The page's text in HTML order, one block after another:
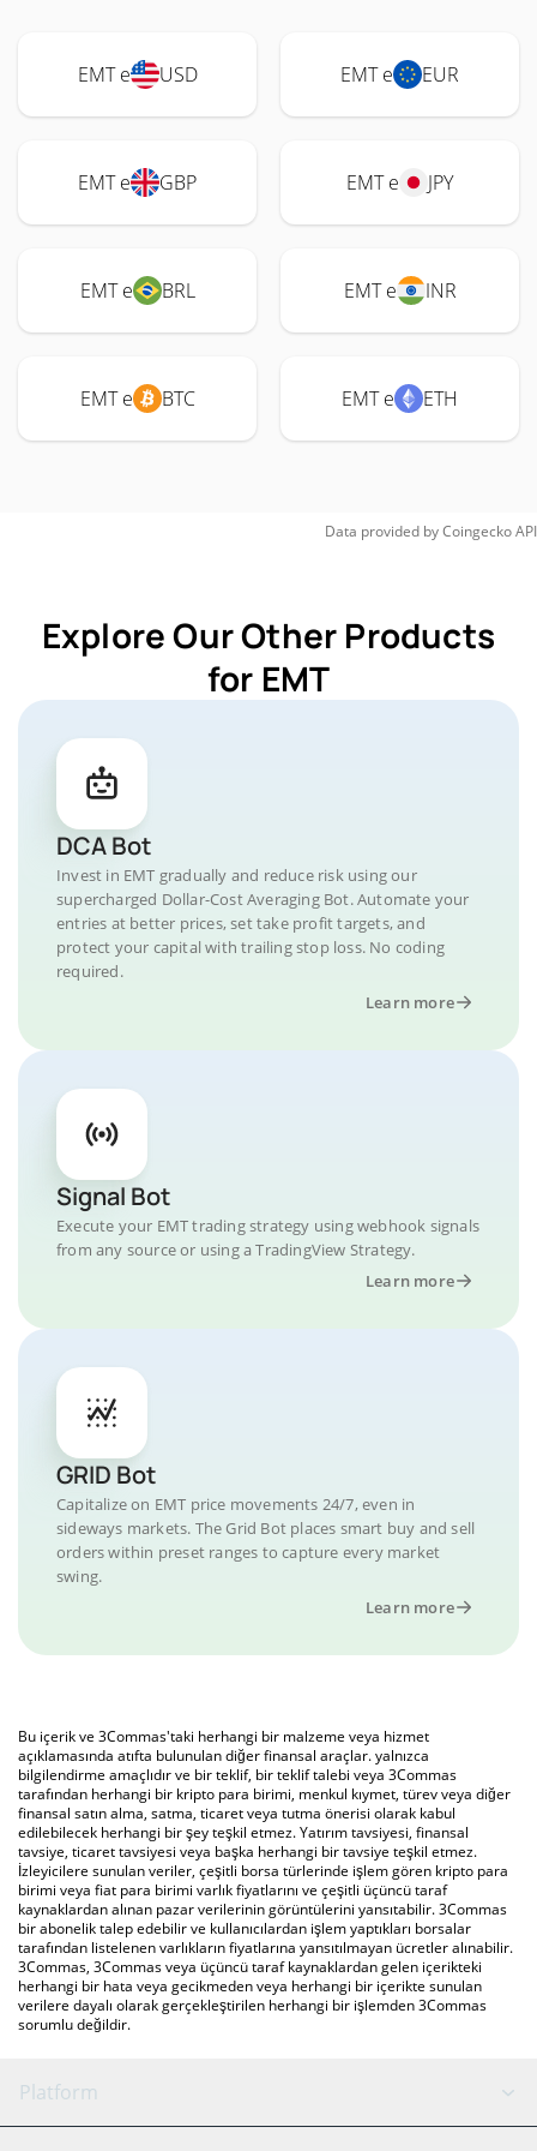
EMT e USD EMT e EUR
EMT e GBP EMT e JPY
EMT e BRL EMT e INR
EMT e BTC EMT e ETH
Data provided byCoingeckoAPI
Explore Our Other Products
for EMT
DCA Bot
Invest in EMT gradually and reduce risk using our
supercharged Dollar-Cost Averaging Bot. Automate your
entries at better prices, set take profit targets, and
protect your capital with trailing stop loss. No coding
required.
Learn more
Signal Bot
Execute your EMT trading strategy using webhook signals
from any source or using a TradingView Strategy.
Learn more
GRID Bot
Capitalize on EMT price movements 24/7, even in
sideways markets. The Grid Bot places smart buy and sell
orders within preset ranges to capture every market
swing.
Learn more
Bu içerik ve 3Commas'taki herhangi bir malzeme veya hizmet
açıklamasında atıfta bulunulan diğer finansal araçlar. yalnızca
bilgilendirme amaçlıdır ve bir teklif, bir teklif talebi veya 3Commas
tarafından herhangi bir kripto para birimi, menkul kıymet, türev veya diğer
finansal satın alma, satma, ticaret veya tutma önerisi olarak kabul
edilebilecek herhangi bir şey teşkil etmez. Yatırım tavsiyesi, finansal
tavsiye, ticaret tavsiyesi veya başka herhangi bir tavsiye teşkil etmez.
İzleyicilere sunulan veriler, çeşitli borsa türlerinde işlem gören kripto para
birimi veya fiat para birimi varlık fiyatlarını ve çeşitli üçüncü taraf
kaynaklardan alınan pazar verilerinin görüntülerini yansıtabilir. 3Commas
bir abonelik talep edebilir ve kullanıcılardan işlem yaptıkları borsalar
tarafından listelenen varlıkların fiyatlarına yansıtılmayan ücretler alınabilir.
3Commas, 3Commas veya üçüncü taraf kaynaklardan gelen içerikteki
herhangi bir hata veya gecikmeden veya herhangi bir içerikte sunulan
verilere dayalı olarak gerçekleştirilen herhangi bir işlemden 3Commas
sorumlu değildir.
Platform